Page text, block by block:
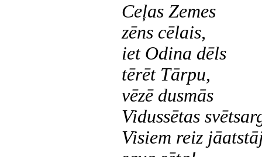
Ceļas Zemes
zēns cēlais,
iet Odina dēls
tērēt Tārpu,
vēzē dusmās
Vidussētas
Visiem reiz